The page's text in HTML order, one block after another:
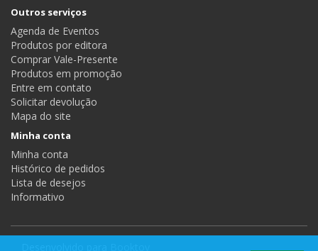
Outros serviços
Agenda de Eventos
Produtos por editora
Comprar Vale-Presente
Produtos em promoção
Entre em contato
Solicitar devolução
Mapa do site
Minha conta
Minha conta
Histórico de pedidos
Lista de desejos
Informativo